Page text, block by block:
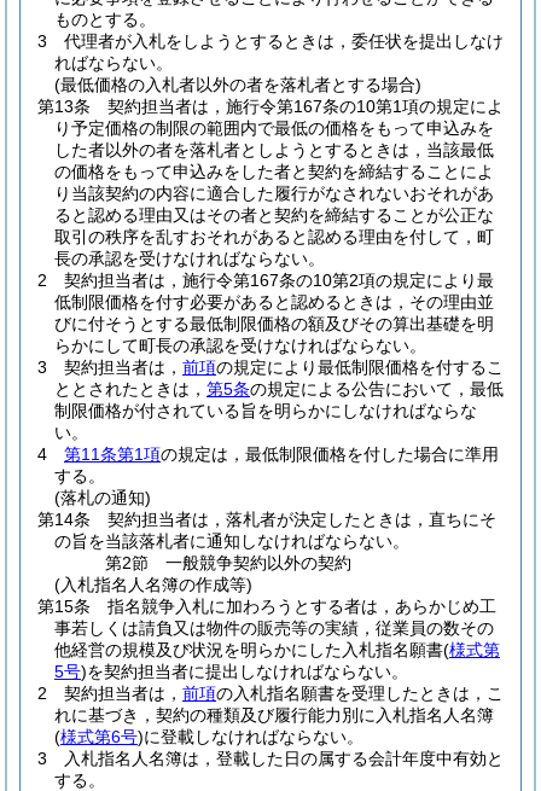
ものとする。
3
代理者が入札をしようとするときは，委任状を提出しなけ
ればならない。
(最低価格の入札者以外の者を落札者とする場合)
第13条
契約担当者は，施行令第167条の10第1項の規定によ
り予定価格の制限の範囲内で最低の価格をもって申込みを
した者以外の者を落札者としようとするときは，当該最低
の価格をもって申込みをした者と契約を締結することによ
り当該契約の内容に適合した履行がなされないおそれがあ
ると認める理由又はその者と契約を締結することが公正な
取引の秩序を乱すおそれがあると認める理由を付して，町
長の承認を受けなければならない。
2
契約担当者は，施行令第167条の10第2項の規定により最
低制限価格を付す必要があると認めるときは，その理由並
びに付そうとする最低制限価格の額及びその算出基礎を明
らかにして町長の承認を受けなければならない。
3
契約担当者は， 前項の規定により最低制限価格を付するこ
ととされたときは， 第5条の規定による公告において，最低
制限価格が付されている旨を明らかにしなければならな
い。
4
第11条第1項の規定は，最低制限価格を付した場合に準用
する。
(落札の通知)
第14条
契約担当者は，落札者が決定したときは，直ちにそ
の旨を当該落札者に通知しなければならない。
第2節
一般競争契約以外の契約
(入札指名人名簿の作成等)
第15条
指名競争入札に加わろうとする者は，あらかじめ工
事若しくは請負又は物件の販売等の実績，従業員の数その
他経営の規模及び状況を明らかにした入札指名願書(様式第
5号)を契約担当者に提出しなければならない。
2
契約担当者は， 前項の入札指名願書を受理したときは，こ
れに基づき，契約の種類及び履行能力別に入札指名人名簿
(様式第6号)に登載しなければならない。
3
入札指名人名簿は，登載した日の属する会計年度中有効と
する。